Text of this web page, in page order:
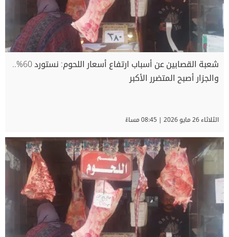
شعبة القصابين عن أسباب ارتفاع أسعار اللحوم: نستورد 60%..
والجزار أصبح المتضرر الأكبر
الثلاثاء 26 مايو 2026 | 08:45 مساءً